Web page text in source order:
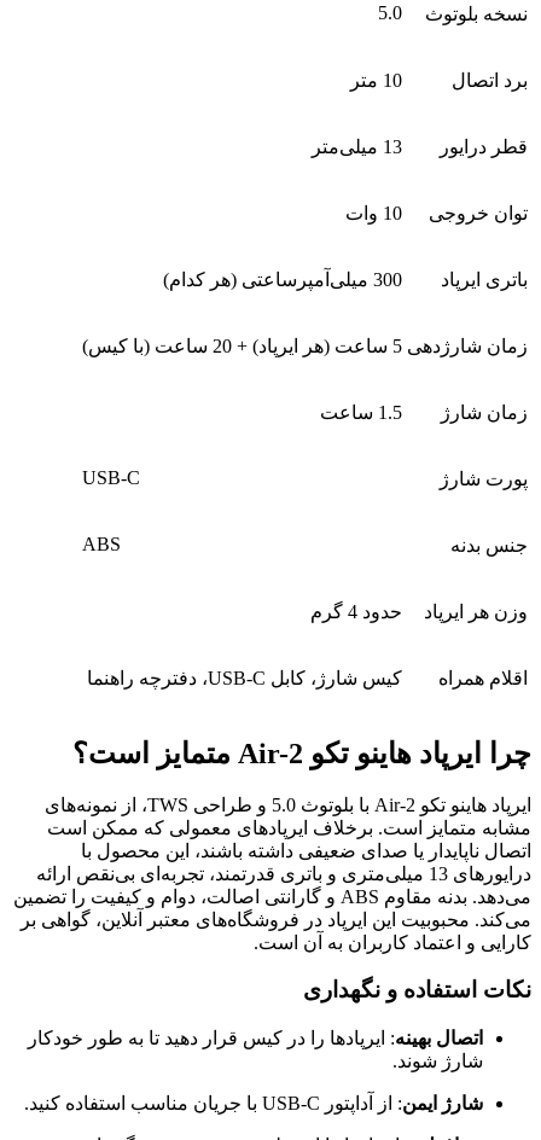
نسخه بلوتوث 5.0
برد اتصال 10 متر
قطر درایور 13 میلی‌متر
توان خروجی 10 وات
باتری ایرپاد 300 میلی‌آمپرساعتی (هر کدام)
زمان شارژدهی 5 ساعت (هر ایرپاد) + 20 ساعت (با کیس)
زمان شارژ 1.5 ساعت
پورت شارژ USB-C
جنس بدنه ABS
وزن هر ایرپاد حدود 4 گرم
اقلام همراه کیس شارژ، کابل USB-C، دفترچه راهنما
چرا ایرپاد هاینو تکو Air-2 متمایز است؟
ایرپاد هاینو تکو Air-2 با بلوتوث 5.0 و طراحی TWS، از نمونه‌های
مشابه متمایز است. برخلاف ایرپادهای معمولی که ممکن است
اتصال ناپایدار یا صدای ضعیفی داشته باشند، این محصول با
درایورهای 13 میلی‌متری و باتری قدرتمند، تجربه‌ای بی‌نقص ارائه
می‌دهد. بدنه مقاوم ABS و گارانتی اصالت، دوام و کیفیت را تضمین
می‌کند. محبوبیت این ایرپاد در فروشگاه‌های معتبر آنلاین، گواهی بر
کارایی و اعتماد کاربران به آن است.
نکات استفاده و نگهداری
اتصال بهینه: ایرپادها را در کیس قرار دهید تا به طور خودکار
شارژ شوند.
شارژ ایمن: از آداپتور USB-C با جریان مناسب استفاده کنید.